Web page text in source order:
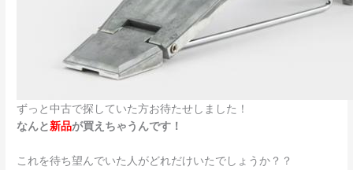
ずっと中古で探していた方お待たせしました！
なんと新品が買えちゃうんです！
これを待ち望んでいた人がどれだけいたでしょうか？？